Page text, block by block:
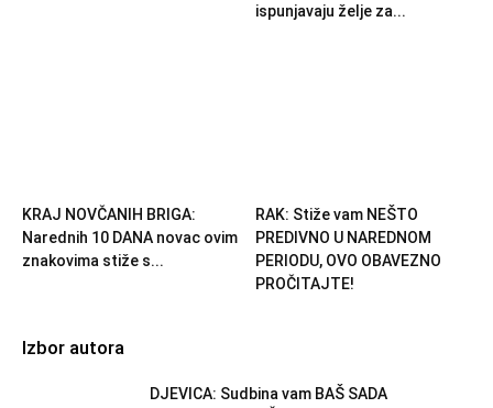
ispunjavaju želje za...
KRAJ NOVČANIH BRIGA:
Narednih 10 DANA novac ovim
znakovima stiže s...
RAK: Stiže vam NEŠTO
PREDIVNO U NAREDNOM
PERIODU, OVO OBAVEZNO
PROČITAJTE!
Izbor autora
DJEVICA: Sudbina vam BAŠ SADA